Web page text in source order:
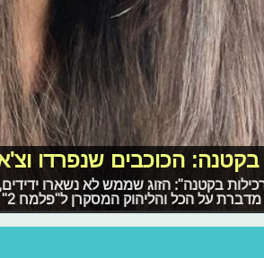
בקטנה: הכוכבים שנפרדו
בקטנה": הזוג שממש לא נשארו
על הכל והליהוק המסקרן ל"פלמח 2"